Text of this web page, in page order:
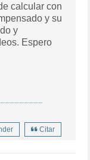
calcular con
y su
y
Espero
Citar